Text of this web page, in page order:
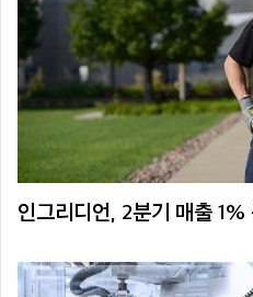
인그리디언, 2분기 매출